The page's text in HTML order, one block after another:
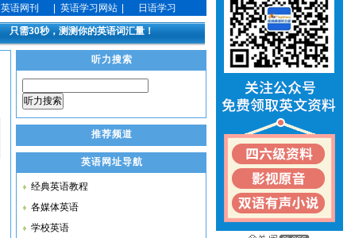
英语网刊 英语学习网站 日语学习
只需30秒，测测你的英语词汇量！
听力搜索
听力搜索
推荐频道
英语网址导航
经典英语教程
各媒体英语
学校英语